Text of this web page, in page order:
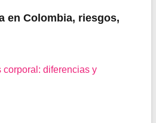
en Colombia, riesgos,